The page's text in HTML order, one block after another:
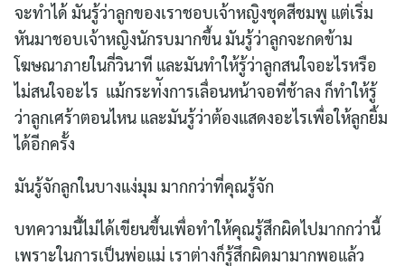
จะทำได้ มันรู้ว่าลูกของเราชอบเจ้าหญิงชุดสีชมพู แต่เริ่ม
หันมาชอบเจ้าหญิงนักรบมากขึ้น มันรู้ว่าลูกจะกดข้าม
โฆษณาภายในกี่วินาที และมันทำให้รู้ว่าลูกสนใจอะไรหรือ
ไม่สนใจอะไร แม้กระท่ังการเลื่อนหน้าจอที่ช้าลง ก็ทำให้รู้
ว่าลูกเศร้าตอนไหน และมันรู้ว่าต้องแสดงอะไรเพื่อให้ลูกยิ้ม
ได้อีกครั้ง
มันรู้จักลูกในบางแง่มุม มากกว่าที่คุณรู้จัก
บทความนี้ไม่ได้เขียนขึ้นเพื่อทำให้คุณรู้สึกผิดไปมากกว่านี้
เพราะในการเป็นพ่อแม่ เราต่างก็รู้สึกผิดมามากพอแล้ว